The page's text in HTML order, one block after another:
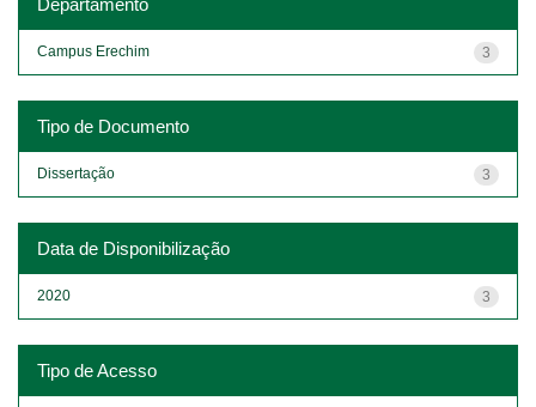
3
Campus Erechim
Tipo de Documento
3
Dissertação
Data de Disponibilização
3
2020
Tipo de Acesso